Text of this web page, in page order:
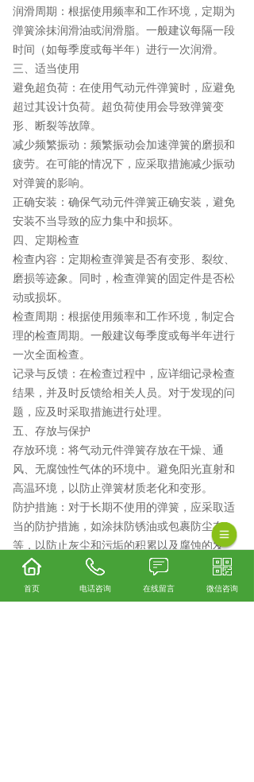
润滑周期：根据使用频率和工作环境，定期为
弹簧涂抹润滑油或润滑脂。一般建议每隔一段
时间（如每季度或每半年）进行一次润滑。
三、适当使用
避免超负荷：在使用气动元件弹簧时，应避免
超过其设计负荷。超负荷使用会导致弹簧变
形、断裂等故障。
减少频繁振动：频繁振动会加速弹簧的磨损和
疲劳。在可能的情况下，应采取措施减少振动
对弹簧的影响。
正确安装：确保气动元件弹簧正确安装，避免
安装不当导致的应力集中和损坏。
四、定期检查
检查内容：定期检查弹簧是否有变形、裂纹、
磨损等迹象。同时，检查弹簧的固定件是否松
动或损坏。
检查周期：根据使用频率和工作环境，制定合
理的检查周期。一般建议每季度或每半年进行
一次全面检查。
记录与反馈：在检查过程中，应详细记录检查
结果，并及时反馈给相关人员。对于发现的问
题，应及时采取措施进行处理。
五、存放与保护
存放环境：将气动元件弹簧存放在干燥、通
风、无腐蚀性气体的环境中。避免阳光直射和
高温环境，以防止弹簧材质老化和变形。
防护措施：对于长期不使用的弹簧，应采取适
当的防护措施，如涂抹防锈油或包裹防尘布
等，以防止灰尘和污垢的积累以及腐蚀的发
生。
综上所述，通过定期清洁、保持润滑、适当使
用、定期检查和存放与保护等措施，可以有效
首页 电话咨询 在线留言 微信咨询